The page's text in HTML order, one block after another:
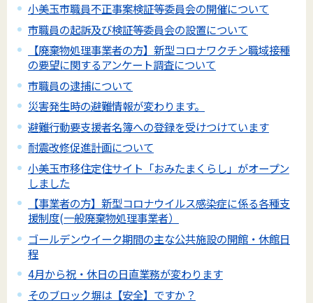
小美玉市職員不正事案検証等委員会の開催について
市職員の起訴及び検証等委員会の設置について
【廃棄物処理事業者の方】新型コロナワクチン職域接種
の要望に関するアンケート調査について
市職員の逮捕について
災害発生時の避難情報が変わります。
避難行動要支援者名簿への登録を受けつけています
耐震改修促進計画について
小美玉市移住定住サイト「おみたまくらし」がオープン
しました
【事業者の方】新型コロナウイルス感染症に係る各種支
援制度(一般廃棄物処理事業者）
ゴールデンウイーク期間の主な公共施設の開館・休館日
程
4月から祝・休日の日直業務が変わります
そのブロック塀は【安全】ですか？